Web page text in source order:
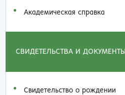
Академическая справка
СВИДЕТЕЛЬСТВА И ДОКУМЕНТЫ
Свидетельство о рождении